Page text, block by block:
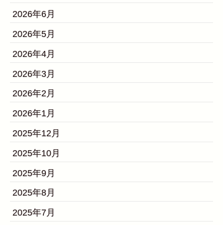
2026年6月
2026年5月
2026年4月
2026年3月
2026年2月
2026年1月
2025年12月
2025年10月
2025年9月
2025年8月
2025年7月